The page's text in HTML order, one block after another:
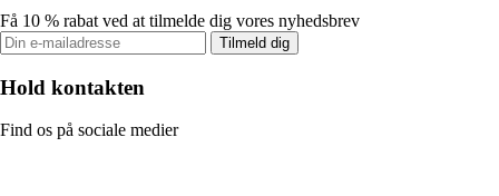
Få 10 % rabat ved at tilmelde dig vores nyhedsbrev
Tilmeld dig
Hold kontakten
Find os på sociale medier